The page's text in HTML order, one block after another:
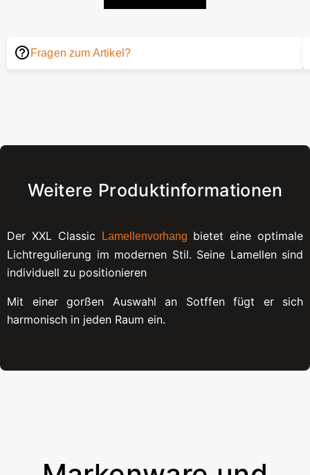
Fragen zum Artikel?
Weitere Produktinformationen
Der XXL Classic Lamellenvorhang bietet eine optimale
Lichtregulierung im modernen Stil. Seine Lamellen sind
individuell zu positionieren
Mit einer gorßen Auswahl an Sotffen fügt er sich
harmonisch in jeden Raum ein.